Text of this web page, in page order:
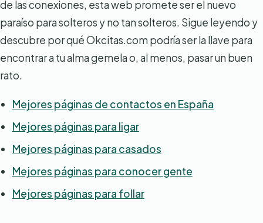
de las conexiones, esta web promete ser el nuevo
paraíso para solteros y no tan solteros. Sigue leyendo y
descubre por qué Okcitas.com podría ser la llave para
encontrar a tu alma gemela o, al menos, pasar un buen
rato.
Mejores páginas de contactos en España
Mejores páginas para ligar
Mejores páginas para casados
Mejores páginas para conocer gente
Mejores páginas para follar